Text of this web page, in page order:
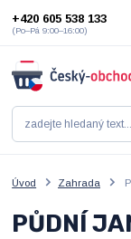
+420 605 538 133
(Po–Pá 9:00–16:00)
Úvod Zahrada
PŮDNÍ